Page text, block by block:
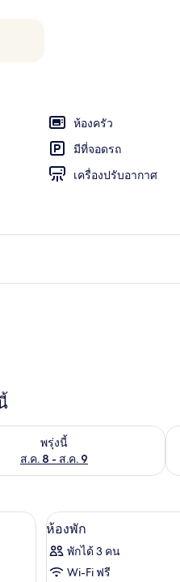
ห้องครัว
มีที่จอดรถ
เครื่องปรับอากาศ
พรุ่งนี้
ส.ค. 8 - ส.ค. 9
นวนห้องพักว่างในพรุ่งนี้ ส.ค. 8
ต
เปิด
ภาพถ่าย
ทั้งหมด
2
ห้องพัก
พักได้ 3 คน
Wi-Fi ฟรี